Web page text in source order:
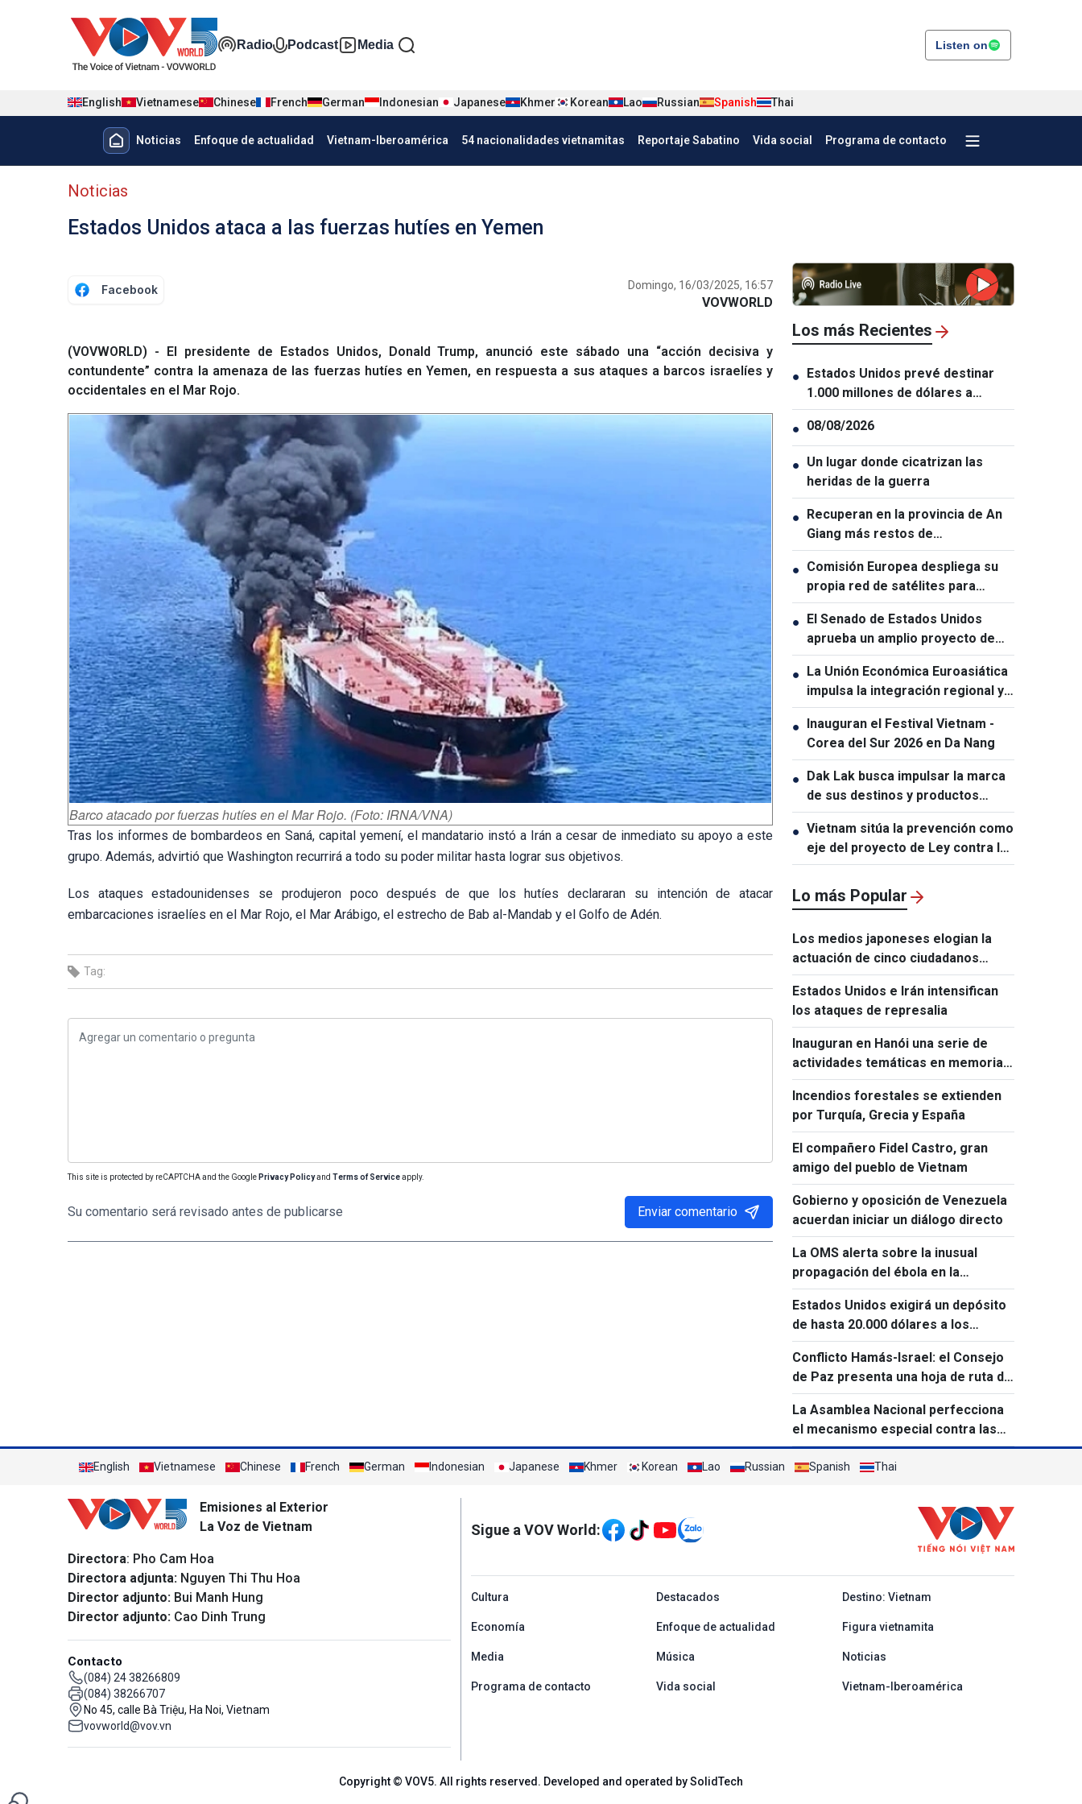
Đa phương tiện tiếng Tây ban nha
Radio Podcast Media Listen on
English Vietnamese Chinese French German Indonesian Japanese Khmer Korean Lao Russian Spanish Thai
Menu trang chủ tiếng Tây Ban Nha
Noticias Enfoque de actualidad Vietnam-Iberoamérica 54 nacionalidades vietnamitas Reportaje Sabatino Vida social Programa de contacto
Menu phụ tiếng Tây ban nha
Noticias
Estados Unidos ataca a las fuerzas hutíes en Yemen
Facebook Domingo, 16/03/2025, 16:57
VOVWORLD
(VOVWORLD) - El presidente de Estados Unidos, Donald Trump, anunció este sábado una “acción decisiva y
contundente” contra la amenaza de las fuerzas hutíes en Yemen, en respuesta a sus ataques a barcos israelíes y
occidentales en el Mar Rojo.
Barco atacado por fuerzas hutíes en el Mar Rojo. (Foto: IRNA/VNA)
Tras los informes de bombardeos en Saná, capital yemení, el mandatario instó a Irán a cesar de inmediato su apoyo a este
grupo. Además, advirtió que Washington recurrirá a todo su poder militar hasta lograr sus objetivos.
Los ataques estadounidenses se produjeron poco después de que los hutíes declararan su intención de atacar
embarcaciones israelíes en el Mar Rojo, el Mar Arábigo, el estrecho de Bab al-Mandab y el Golfo de Adén.
Tag:
This site is protected by reCAPTCHA and the Google Privacy Policyand Terms of Serviceapply.
Su comentario será revisado antes de publicarse Enviar comentario
Los más Recientes
● Estados Unidos prevé destinar
1.000 millones de dólares a
Colombia para un paquete de
seguridad
● 08/08/2026
● Un lugar donde cicatrizan las
heridas de la guerra
● Recuperan en la provincia de An
Giang más restos de
combatientes caídos
● Comisión Europea despliega su
propia red de satélites para
reforzar la soberanía digital
● El Senado de Estados Unidos
aprueba un amplio proyecto de
ley de sanciones contra Rusia
● La Unión Económica Euroasiática
impulsa la integración regional y
amplía la cooperación con sus
socios
● Inauguran el Festival Vietnam -
Corea del Sur 2026 en Da Nang
● Dak Lak busca impulsar la marca
de sus destinos y productos
turísticos
● Vietnam sitúa la prevención como
eje del proyecto de Ley contra la
Proliferación de Armas de
Destrucción Masiva
Lo más Popular
Los medios japoneses elogian la
actuación de cinco ciudadanos
vietnamitas tras el terremoto de
Kumamoto
Estados Unidos e Irán intensifican
los ataques de represalia
Inauguran en Hanói una serie de
actividades temáticas en memoria
de Ho Chi Minh y Fidel Castro
Incendios forestales se extienden
por Turquía, Grecia y España
El compañero Fidel Castro, gran
amigo del pueblo de Vietnam
Gobierno y oposición de Venezuela
acuerdan iniciar un diálogo directo
La OMS alerta sobre la inusual
propagación del ébola en la
República Democrática del Congo
Estados Unidos exigirá un depósito
de hasta 20.000 dólares a los
solicitantes de visado de 50 países
Conflicto Hamás-Israel: el Consejo
de Paz presenta una hoja de ruta de
15 puntos
La Asamblea Nacional perfecciona
el mecanismo especial contra las
infracciones legales
English Vietnamese Chinese French German Indonesian Japanese Khmer Korean Lao Russian Spanish Thai
Emisiones al Exterior
La Voz de Vietnam
Directora: Pho Cam Hoa
Directora adjunta: Nguyen Thi Thu Hoa
Director adjunto: Bui Manh Hung
Director adjunto: Cao Dinh Trung
Contacto
(084) 24 38266809
(084) 38266707
No 45, calle Bà Triệu, Ha Noi, Vietnam
vovworld@vov.vn
Mạng xã hội
Sigue a VOV World:
menu footer tiếng Tây ban nha
Cultura Destacados Destino: Vietnam
Economía Enfoque de actualidad Figura vietnamita
Media Música Noticias
Programa de contacto Vida social Vietnam-Iberoamérica
Copyright © VOV5. All rights reserved. Developed and operated by SolidTech